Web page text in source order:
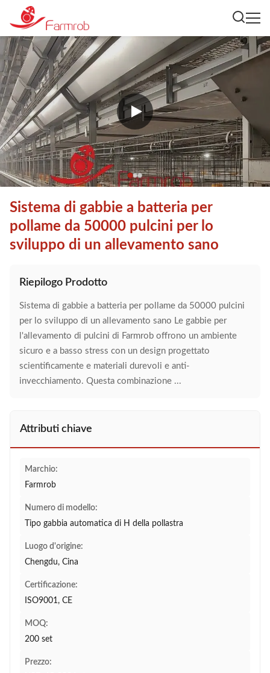
Sistema di gabbie a batteria per
pollame da 50000 pulcini per lo
sviluppo di un allevamento sano
Riepilogo Prodotto
Sistema di gabbie a batteria per pollame da 50000 pulcini
per lo sviluppo di un allevamento sano Le gabbie per
l'allevamento di pulcini di Farmrob offrono un ambiente
sicuro e a basso stress con un design progettato
scientificamente e materiali durevoli e anti-
invecchiamento. Questa combinazione ...
Attributi chiave
Marchio:
Farmrob
Numero di modello:
Tipo gabbia automatica di H della pollastra
Luogo d'origine:
Chengdu, Cina
Certificazione:
ISO9001, CE
MOQ:
200 set
Prezzo: